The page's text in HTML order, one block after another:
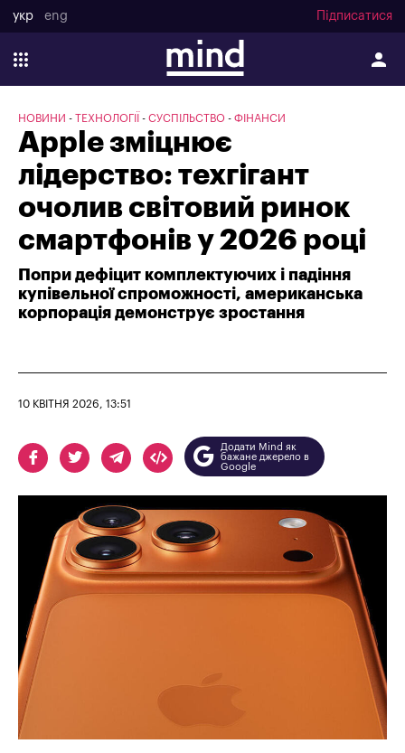
укр eng Підписатися
НОВИНИ ТЕХНОЛОГІЇ СУСПІЛЬСТВО ФІНАНСИ
Apple зміцнює
лідерство: техгігант
очолив світовий ринок
смартфонів у 2026 році
Попри дефіцит комплектуючих і падіння
купівельної спроможності, американська
корпорація демонструє зростання
10 КВІТНЯ 2026, 13:51
Додати Mind як
бажане джерело в
Google